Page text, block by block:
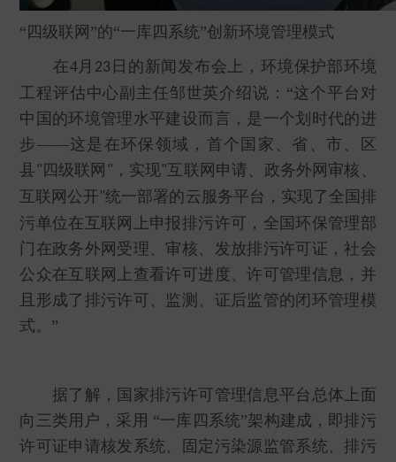
“四级联网”的“一库四系统”创新环境管理模式
在4月 23 日的新闻发布会上，环境保护部环境
工程评估中心副主任邹世英介绍说：“这个平台对
中国的环境管理水平建设而言，是一个划时代的进
步——这是在环保领域，首个国家、省、市、区
县 " 四级联网 " ，实现"互联网申请、政务外网审核、
互联网公开"统一部署的云服务平台，实现了全国排
污单位在互联网上申报排污许可，全国环保管理部
门在政务外网受理、审核、发放排污许可证，社会
公众在互联网上查看许可进度、许可管理信息，并
且形成了排污许可、监测、证后监管的闭环管理模
式。”
据了解，国家排污许可管理信息平台总体上面
向三类用户，采用 “一库四系统”架构建成，即排污
许可证申请核发系统、固定污染源监管系统、排污